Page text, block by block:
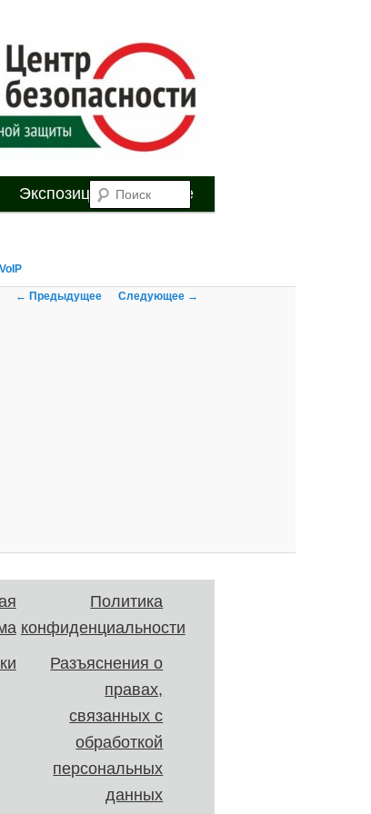
Поиск
Экспозиция Youtube
Навигация по
изображениям
← Предыдущее Следующее →
Политика
конфиденциальности
Разъяснения о
правах,
связанных с
обработкой
персональных
данных